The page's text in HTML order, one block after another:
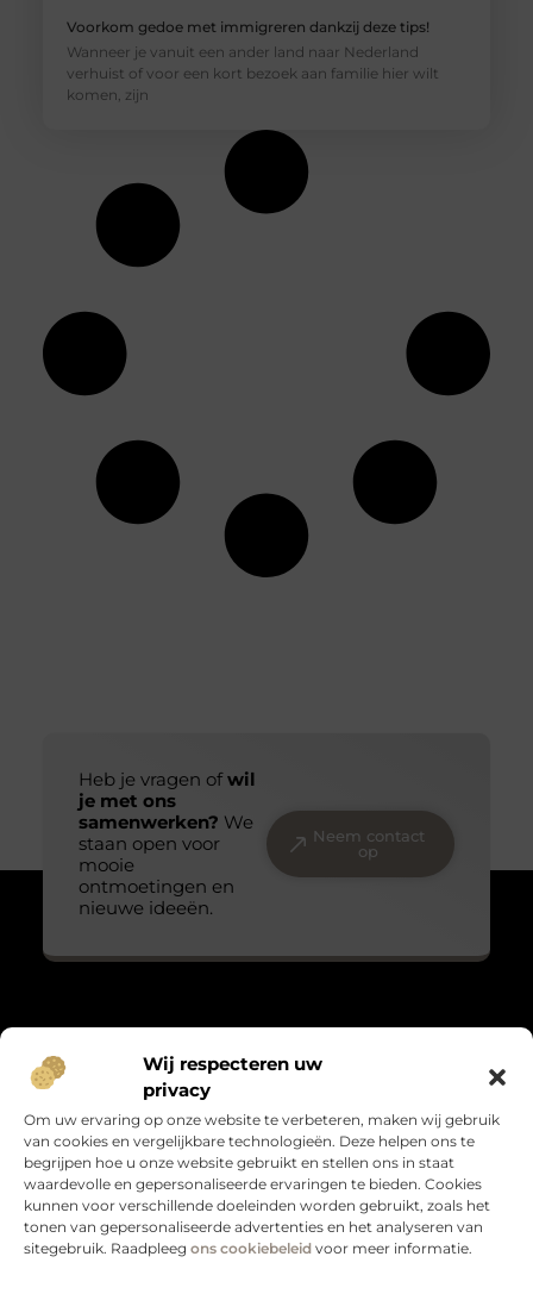
Wij respecteren uw
privacy
Om uw ervaring op onze website te verbeteren, maken wij gebruik
van cookies en vergelijkbare technologieën. Deze helpen ons te
begrijpen hoe u onze website gebruikt en stellen ons in staat
waardevolle en gepersonaliseerde ervaringen te bieden. Cookies
kunnen voor verschillende doeleinden worden gebruikt, zoals het
tonen van gepersonaliseerde advertenties en het analyseren van
sitegebruik. Raadpleeg ons cookiebeleid voor meer informatie.
Voorkom gedoe met immigreren dankzij deze tips!
Wanneer je vanuit een ander land naar Nederland
verhuist of voor een kort bezoek aan familie hier wilt
komen, zijn
Heb je vragen ofwil
je met ons
samenwerken? We
staan open voor
mooie
ontmoetingen en
nieuwe ideeën.
Neem contact
op
Over Massage praktijk de bron
“Teder, echt en met oog voor detail.”
geluk, persoonlijke groei en leven met gevoel. Warme verhalen
die raken en verbinden.
Bericht categorie